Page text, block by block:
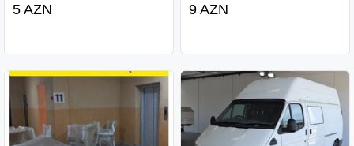
5 AZN 9 AZN